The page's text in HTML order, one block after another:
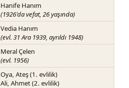
Hanife Hanım
(1926'da vefat, 26 yaşında)
Vedia Hanım
(evl. 31 Ara 1939, ayrıldı 1948)
Meral Çelen
(evl. 1956)
Oya, Ateş (1. evlilik)
Ali, Ahmet (2. evlilik)